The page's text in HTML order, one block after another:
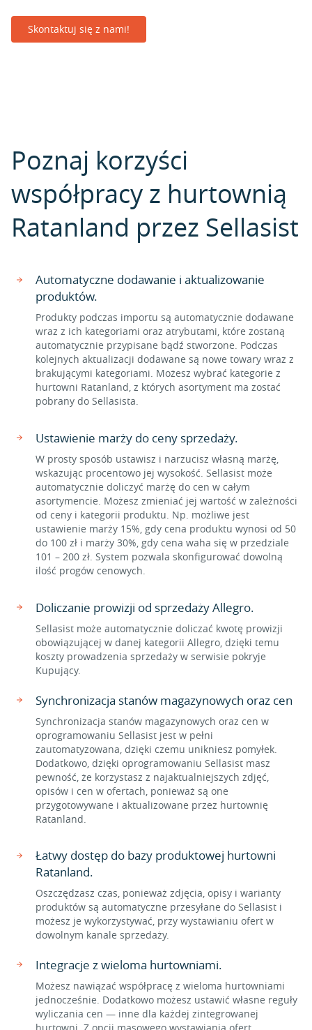
Skontaktuj się z nami!
Poznaj korzyści
współpracy z hurtownią
Ratanland przez Sellasist
Automatyczne dodawanie i aktualizowanie
produktów.
Produkty podczas importu są automatycznie dodawane
wraz z ich kategoriami oraz atrybutami, które zostaną
automatycznie przypisane bądź stworzone. Podczas
kolejnych aktualizacji dodawane są nowe towary wraz z
brakującymi kategoriami. Możesz wybrać kategorie z
hurtowni Ratanland, z których asortyment ma zostać
pobrany do Sellasista.
Ustawienie marży do ceny sprzedaży.
W prosty sposób ustawisz i narzucisz własną marżę,
wskazując procentowo jej wysokość. Sellasist może
automatycznie doliczyć marżę do cen w całym
asortymencie. Możesz zmieniać jej wartość w zależności
od ceny i kategorii produktu. Np. możliwe jest
ustawienie marży 15%, gdy cena produktu wynosi od 50
do 100 zł i marży 30%, gdy cena waha się w przedziale
101 – 200 zł. System pozwala skonfigurować dowolną
ilość progów cenowych.
Doliczanie prowizji od sprzedaży Allegro.
Sellasist może automatycznie doliczać kwotę prowizji
obowiązującej w danej kategorii Allegro, dzięki temu
koszty prowadzenia sprzedaży w serwisie pokryje
Kupujący.
Synchronizacja stanów magazynowych oraz cen
Synchronizacja stanów magazynowych oraz cen w
oprogramowaniu Sellasist jest w pełni
zautomatyzowana, dzięki czemu unikniesz pomyłek.
Dodatkowo, dzięki oprogramowaniu Sellasist masz
pewność, że korzystasz z najaktualniejszych zdjęć,
opisów i cen w ofertach, ponieważ są one
przygotowywane i aktualizowane przez hurtownię
Ratanland.
Łatwy dostęp do bazy produktowej hurtowni
Ratanland.
Oszczędzasz czas, ponieważ zdjęcia, opisy i warianty
produktów są automatyczne przesyłane do Sellasist i
możesz je wykorzystywać, przy wystawianiu ofert w
dowolnym kanale sprzedaży.
Integracje z wieloma hurtowniami.
Możesz nawiązać współpracę z wieloma hurtowniami
jednocześnie. Dodatkowo możesz ustawić własne reguły
wyliczania cen — inne dla każdej zintegrowanej